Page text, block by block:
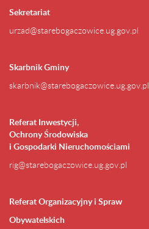
Sekretariat
urzad@starebogaczowice.ug.gov.pl
Skarbnik Gminy
skarbnik@starebogaczowice.ug.gov.pl
Referat Inwestycji,
Ochrony Środowiska
i Gospodarki Nieruchomościami
rig@starebogaczowice.ug.gov.pl
Referat Organizacyjny i Spraw
Obywatelskich